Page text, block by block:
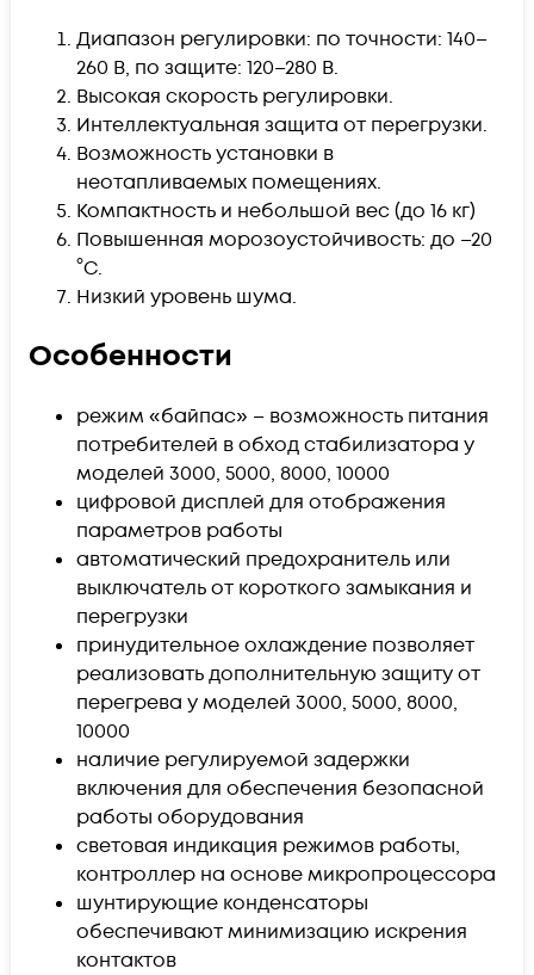
Диапазон регулировки: по точности: 140–
260 В, по защите: 120–280 В.
Высокая скорость регулировки.
Интеллектуальная защита от перегрузки.
Возможность установки в
неотапливаемых помещениях.
Компактность и небольшой вес (до 16 кг)
Повышенная морозоустойчивость: до –20
°С.
Низкий уровень шума.
Особенности
режим «байпас» – возможность питания
потребителей в обход стабилизатора у
моделей 3000, 5000, 8000, 10000
цифровой дисплей для отображения
параметров работы
автоматический предохранитель или
выключатель от короткого замыкания и
перегрузки
принудительное охлаждение позволяет
реализовать дополнительную защиту от
перегрева у моделей 3000, 5000, 8000,
10000
наличие регулируемой задержки
включения для обеспечения безопасной
работы оборудования
световая индикация режимов работы,
контроллер на основе микропроцессора
шунтирующие конденсаторы
обеспечивают минимизацию искрения
контактов